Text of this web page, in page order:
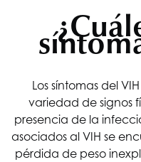
Los síntomas del
variedad de signos
presencia de la
asociados al VIH se
pérdida de peso